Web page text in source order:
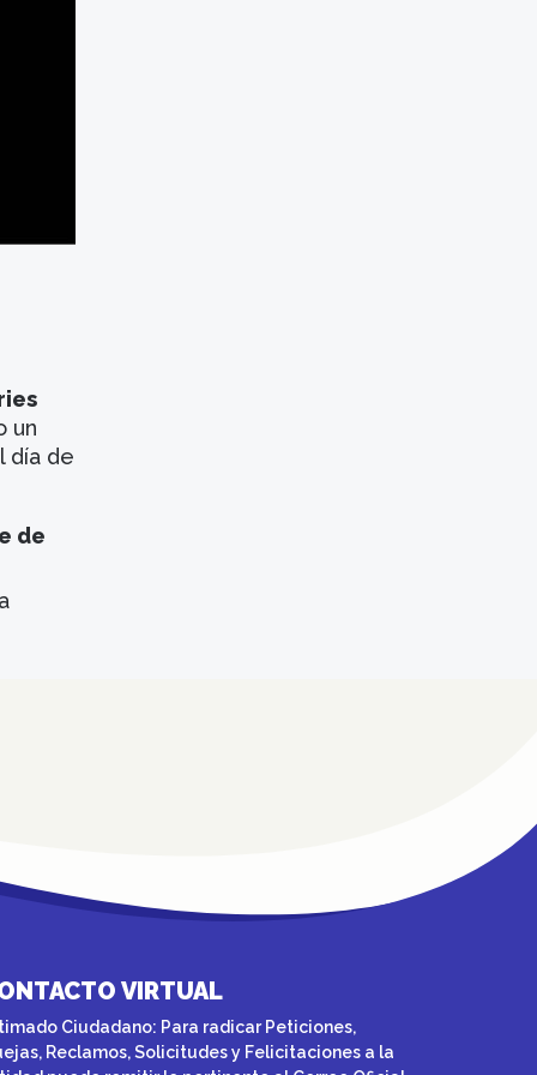
un
día de
de
VIRTUAL
Ciudadano: Para radicar Peticiones,
Reclamos, Solicitudes y Felicitaciones a la